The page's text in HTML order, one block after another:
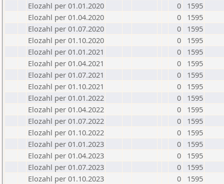
Elozahl per 01.01.2020
0
1595
Elozahl per 01.04.2020
0
1595
Elozahl per 01.07.2020
0
1595
Elozahl per 01.10.2020
0
1595
Elozahl per 01.01.2021
0
1595
Elozahl per 01.04.2021
0
1595
Elozahl per 01.07.2021
0
1595
Elozahl per 01.10.2021
0
1595
Elozahl per 01.01.2022
0
1595
Elozahl per 01.04.2022
0
1595
Elozahl per 01.07.2022
0
1595
Elozahl per 01.10.2022
0
1595
Elozahl per 01.01.2023
0
1595
Elozahl per 01.04.2023
0
1595
Elozahl per 01.07.2023
0
1595
Elozahl per 01.10.2023
0
1595